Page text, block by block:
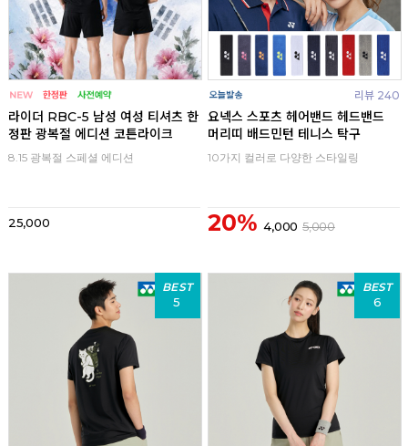
라이더 RBC-5 남성 여성 티셔츠 한
정판 광복절 에디션 코튼라이크
8.15 광복절 스페셜 에디션
25,000
리뷰 240
요넥스 스포츠 헤어밴드 헤드밴드
머리띠 배드민턴 테니스 탁구
10가지 컬러로 다양한 스타일링
20% 4,000 5,000
BEST
5
BEST
6